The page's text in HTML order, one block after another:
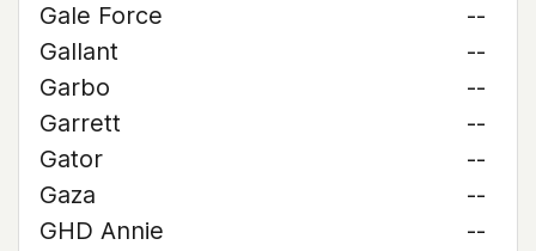
Gale Force
--
Gallant
--
Garbo
--
Garrett
--
Gator
--
Gaza
--
GHD Annie
--